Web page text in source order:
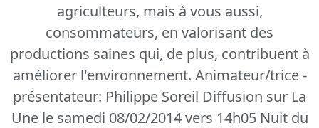
agriculteurs, mais à vous aussi,
consommateurs, en valorisant des
productions saines qui, de plus, contribuent à
améliorer l'environnement. Animateur/trice -
présentateur: Philippe Soreil Diffusion sur La
Une le samedi 08/02/2014 vers 14h05 Nuit du